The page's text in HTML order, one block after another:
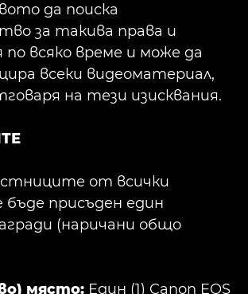
да поиска
за такива права и
всяко време и може да
всеки видеоматериал,
на тези изисквания.
от всички
присъден един
(наричани общо
място: Един (1) Canon EOS